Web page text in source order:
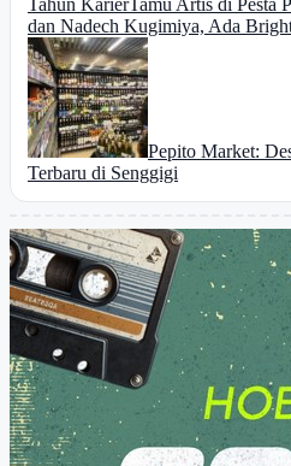
Tahun KarierTamu Artis di Pesta
dan Nadech Kugimiya, Ada
Pepito Market:
Terbaru di Senggigi